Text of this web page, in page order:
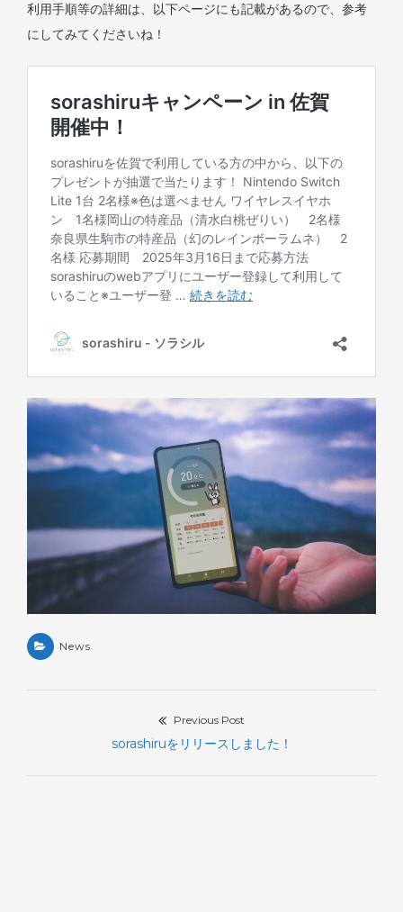
利用手順等の詳細は、以下ページにも記載があるので、参考
にしてみてくださいね！
News
Previous Post
Previous
sorashiruをリリースしました！